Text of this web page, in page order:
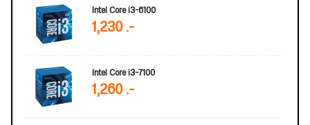
Intel Core i3-6100
1,230 .-
Intel Core i3-7100
1,260 .-